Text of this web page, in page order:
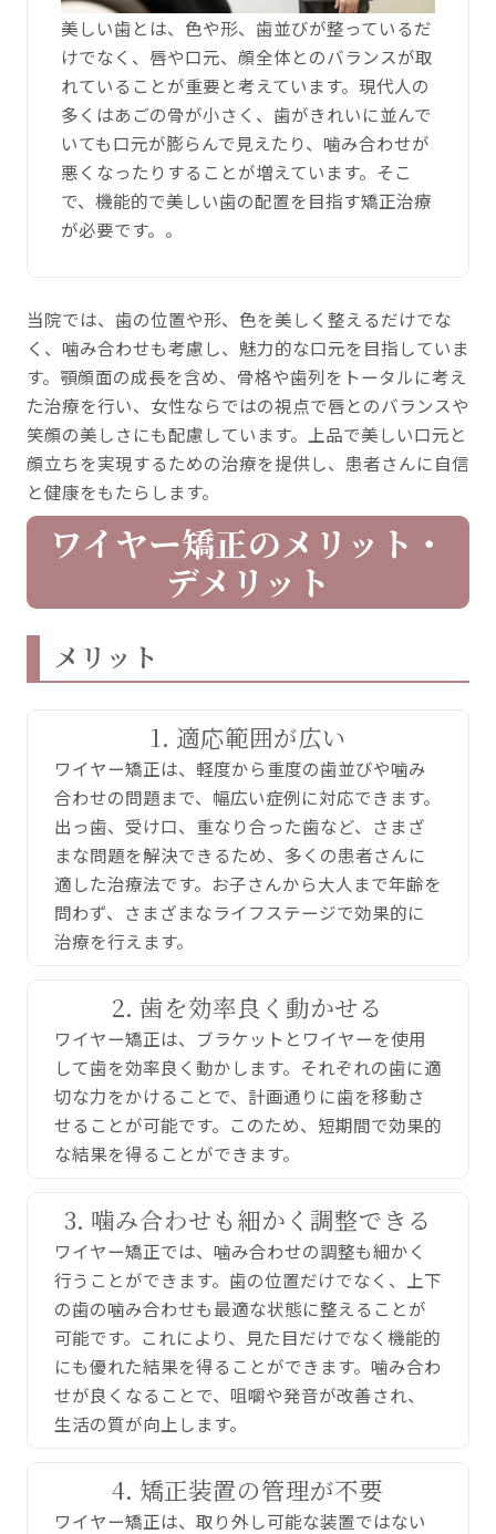
美しい歯とは、色や形、歯並びが整っているだ
けでなく、唇や口元、顔全体とのバランスが取
れていることが重要と考えています。現代人の
多くはあごの骨が小さく、歯がきれいに並んで
いても口元が膨らんで見えたり、噛み合わせが
悪くなったりすることが増えています。そこ
で、機能的で美しい歯の配置を目指す矯正治療
が必要です。。
当院では、歯の位置や形、色を美しく整えるだけでな
く、噛み合わせも考慮し、魅力的な口元を目指していま
す。顎顔面の成長を含め、骨格や歯列をトータルに考え
た治療を行い、女性ならではの視点で唇とのバランスや
笑顔の美しさにも配慮しています。上品で美しい口元と
顔立ちを実現するための治療を提供し、患者さんに自信
と健康をもたらします。
ワイヤー矯正のメリット・
デメリット
メリット
1. 適応範囲が広い
ワイヤー矯正は、軽度から重度の歯並びや噛み
合わせの問題まで、幅広い症例に対応できます。
出っ歯、受け口、重なり合った歯など、さまざ
まな問題を解決できるため、多くの患者さんに
適した治療法です。お子さんから大人まで年齢を
問わず、さまざまなライフステージで効果的に
治療を行えます。
2. 歯を効率良く動かせる
ワイヤー矯正は、ブラケットとワイヤーを使用
して歯を効率良く動かします。それぞれの歯に適
切な力をかけることで、計画通りに歯を移動さ
せることが可能です。このため、短期間で効果的
な結果を得ることができます。
3. 噛み合わせも細かく調整できる
ワイヤー矯正では、噛み合わせの調整も細かく
行うことができます。歯の位置だけでなく、上下
の歯の噛み合わせも最適な状態に整えることが
可能です。これにより、見た目だけでなく機能的
にも優れた結果を得ることができます。噛み合わ
せが良くなることで、咀嚼や発音が改善され、
生活の質が向上します。
4. 矯正装置の管理が不要
ワイヤー矯正は、取り外し可能な装置ではない